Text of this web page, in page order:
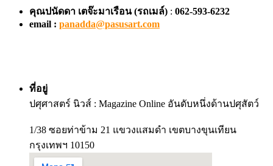
คุณปนัดดา เตจ๊ะมาเรือน (รถเมล์) : 062-593-6232
email : panadda@pasusart.com
ที่อยู่
ปศุศาสตร์ นิวส์ : Magazine Online อันดับหนึ่งด้านปศุสัตว์
1/38 ซอยท่าข้าม 21 แขวงแสมดำ เขตบางขุนเทียน
กรุงเทพฯ 10150